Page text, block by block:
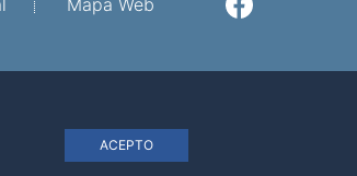
Mapa WebFacebook
ACEPTO